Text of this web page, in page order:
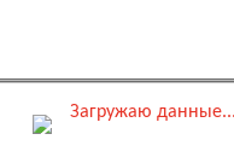
Загружаю данные...